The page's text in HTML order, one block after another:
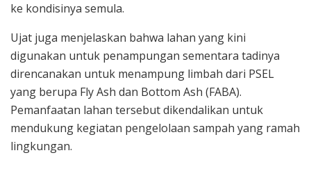
ke kondisinya semula.
Ujat juga menjelaskan bahwa lahan yang kini
digunakan untuk penampungan sementara tadinya
direncanakan untuk menampung limbah dari PSEL
yang berupa Fly Ash dan Bottom Ash (FABA).
Pemanfaatan lahan tersebut dikendalikan untuk
mendukung kegiatan pengelolaan sampah yang ramah
lingkungan.